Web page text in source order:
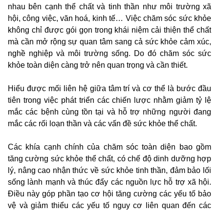
nhau bên cạnh thể chất và tinh thần như môi trường xã
hội, công việc, văn hoá, kinh tế… Việc chăm sóc sức khỏe
không chỉ được gói gọn trong khái niệm cải thiện thể chất
mà cần mở rộng sự quan tâm sang cả sức khỏe cảm xúc,
nghề nghiệp và môi trường sống. Do đó chăm sóc sức
khỏe toàn diện càng trở nên quan trọng và cần thiết.
Hiểu được mối liên hệ giữa tâm trí và cơ thể là bước đầu
tiên trong việc phát triển các chiến lược nhằm giảm tỷ lệ
mắc các bệnh cùng tồn tại và hỗ trợ những người đang
mắc các rối loạn thần và các vấn đề sức khỏe thể chất.
Các khía cạnh chính của chăm sóc toàn diện bao gồm
tăng cường sức khỏe thể chất, có chế độ dinh dưỡng hợp
lý, nâng cao nhận thức về sức khỏe tinh thần, đảm bảo lối
sống lành mạnh và thúc đẩy các nguồn lực hỗ trợ xã hội.
Điều này góp phần tạo cơ hội tăng cường các yếu tố bảo
vệ và giảm thiểu các yếu tố nguy cơ liên quan đến các